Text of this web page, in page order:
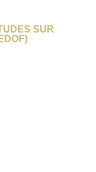
SUR